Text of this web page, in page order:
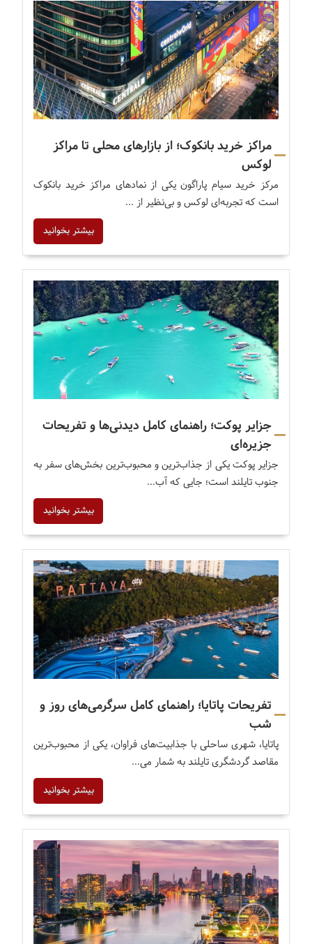
مراکز خرید بانکوک؛ از بازارهای محلی تا مراکز
لوکس
مرکز خرید سیام پاراگون یکی از نمادهای مراکز خرید بانکوک
است که تجربه‌ای لوکس و بی‌نظیر از ...
بیشتر بخوانید
جزایر پوکت؛ راهنمای کامل دیدنی‌ها و تفریحات
جزیره‌ای
جزایر پوکت یکی از جذاب‌ترین و محبوب‌ترین بخش‌های سفر به
جنوب تایلند است؛ جایی که آب...
بیشتر بخوانید
تفریحات پاتایا؛ راهنمای کامل سرگرمی‌های روز و
شب
پاتایا، شهری ساحلی با جذابیت‌های فراوان، یکی از محبوب‌ترین
مقاصد گردشگری تایلند به شمار می...
بیشتر بخوانید